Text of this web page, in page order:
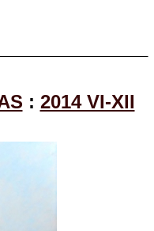
: 2014 VI-XII